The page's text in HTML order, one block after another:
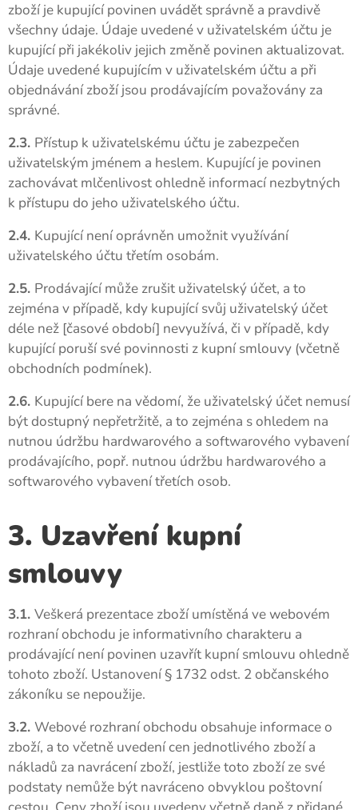
zboží je kupující povinen uvádět správně a pravdivě
všechny údaje. Údaje uvedené v uživatelském účtu je
kupující při jakékoliv jejich změně povinen aktualizovat.
Údaje uvedené kupujícím v uživatelském účtu a při
objednávání zboží jsou prodávajícím považovány za
správné.
2.3. Přístup k uživatelskému účtu je zabezpečen
uživatelským jménem a heslem. Kupující je povinen
zachovávat mlčenlivost ohledně informací nezbytných
k přístupu do jeho uživatelského účtu.
2.4. Kupující není oprávněn umožnit využívání
uživatelského účtu třetím osobám.
2.5. Prodávající může zrušit uživatelský účet, a to
zejména v případě, kdy kupující svůj uživatelský účet
déle než [časové období] nevyužívá, či v případě, kdy
kupující poruší své povinnosti z kupní smlouvy (včetně
obchodních podmínek).
2.6. Kupující bere na vědomí, že uživatelský účet nemusí
být dostupný nepřetržitě, a to zejména s ohledem na
nutnou údržbu hardwarového a softwarového vybavení
prodávajícího, popř. nutnou údržbu hardwarového a
softwarového vybavení třetích osob.
3. Uzavření kupní
smlouvy
3.1. Veškerá prezentace zboží umístěná ve webovém
rozhraní obchodu je informativního charakteru a
prodávající není povinen uzavřít kupní smlouvu ohledně
tohoto zboží. Ustanovení § 1732 odst. 2 občanského
zákoníku se nepoužije.
3.2. Webové rozhraní obchodu obsahuje informace o
zboží, a to včetně uvedení cen jednotlivého zboží a
nákladů za navrácení zboží, jestliže toto zboží ze své
podstaty nemůže být navráceno obvyklou poštovní